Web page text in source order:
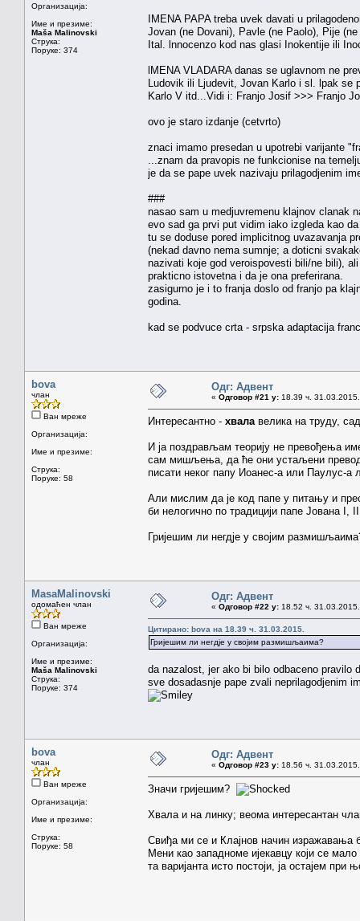
Организација:
Име и презиме:
Maša Malinovski
Струка:
Поруке: 374
IMENA PAPA treba uvek davati u
Jovan (ne Dovani), Pavle (ne Paolo), Pije
Ital. lnnocenzo kod nas glasi Inokentije ili
lMENA VLADARA danas se uglavnom ne
Ludovik ili Ljudevit, Jovan Karlo i sl. lpak se
Karlo V itd...Vidi i: Franjo Josif >>> Franjo
ovo je staro izdanje (cetvrto)
znaci imamo presedan u upotrebi varijante
...znam da pravopis ne funkcionise na
je da se pape uvek nazivaju prilagodjenim
###
nasao sam u medjuvremenu klajnov clanak
evo sad ga prvi put vidim iako izgleda kao
tu se doduse pored implicitnog uvazavanja
(nekad davno nema sumnje; a doticni
nazivati koje god veroispovesti bili/ne bili),
prakticno istovetna i da je ona preferirana.
zasigurno je i to franja doslo od franjo pa
godina.
kad se podvuce crta - srpska adaptacija
bova
члан
Ван мреже
Организација:
Име и презиме:
Струка:
Поруке: 58
Одг: Адвент
« Одговор #21 у: 18.39 ч.
Интересантно - хвала велика на труду,
И ја поздрављам теорију не превођења
сам мишљења, да ће они устаљени
писати неког папу Иоанес-а или Паулус-
Али мислим да је код папе у питању и
би нелогично по традицији папe Јована
Гријешим ли негдје у својим
MasaMalinovski
одомаћен члан
Ван мреже
Организација:
Име и презиме:
Maša Malinovski
Струка:
Поруке: 374
Одг: Адвент
« Одговор #22 у: 18.52 ч.
Цитирано: bova на 18.39 ч. 31.03.2015.
Гријешим ли негдје у својим размишљаима?
da nazalost, jer ako bi bilo odbaceno pravilo
sve dosadasnje pape zvali neprilagodjenim
bova
члан
Ван мреже
Организација:
Име и презиме:
Струка:
Поруке: 58
Одг: Адвент
« Одговор #23 у: 18.56 ч.
Значи гријешим?
Хвала и на линку; веома интересантан
Свиђа ми се и Клајнов начин изражавања
Мени као западноме ијекавцу који се
та варијанта исто постоји, ја остајем при